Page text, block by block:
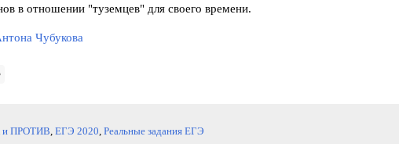
в отношении "туземцев" для своего времени.
Чубукова
и ПРОТИВ, ЕГЭ 2020, Реальные задания ЕГЭ